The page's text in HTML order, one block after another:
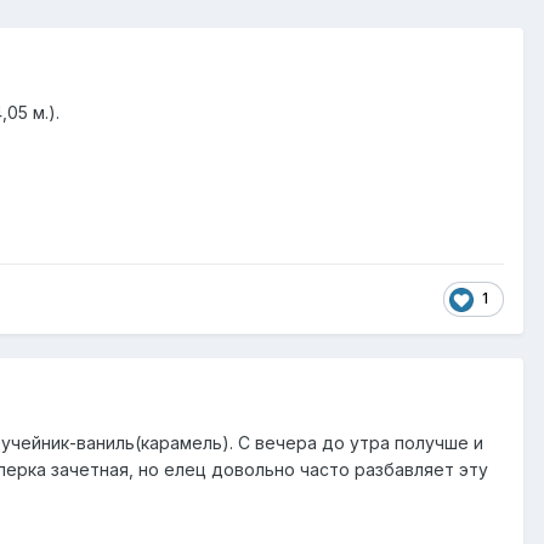
м.).
1
ваниль(карамель). С вечера до утра получше и
зачетная, но елец довольно часто разбавляет эту